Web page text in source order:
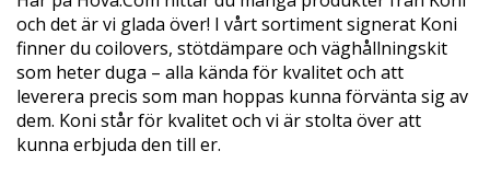
och det är vi glada över! I vårt sortiment signerat Koni
finner du coilovers, stötdämpare och väghållningskit
som heter duga – alla kända för kvalitet och att
leverera precis som man hoppas kunna förvänta sig av
dem. Koni står för kvalitet och vi är stolta över att
kunna erbjuda den till er.